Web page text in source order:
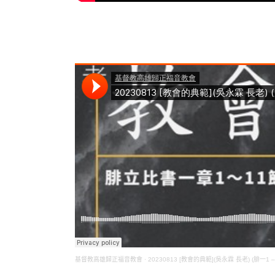
基督教高雄歸正福音教會 · 20230813 [教會的典範](吳永霖 長老) (腓一1